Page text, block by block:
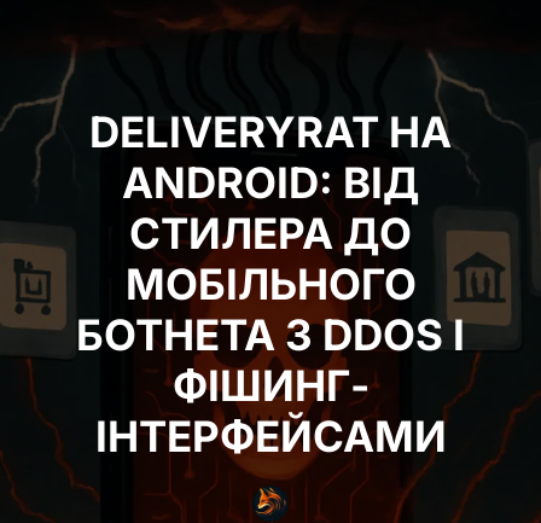
DELIVERYRAT НА
ANDROID: ВІД
СТИЛЕРА ДО
МОБІЛЬНОГО
БОТНЕТА З DDOS І
ФІШИНГ-
ІНТЕРФЕЙСАМИ